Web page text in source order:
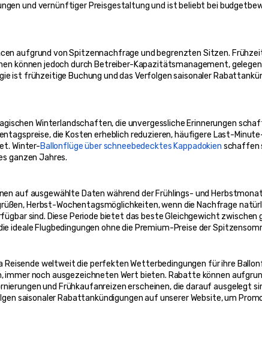
und vernünftiger Preisgestaltung und ist beliebt bei
aufgrund von Spitzennachfrage und begrenzten Sitzen.
können jedoch durch Betreiber-Kapazitätsmanagement,
ist frühzeitige Buchung und das Verfolgen saisonaler
Winterlandschaften, die unvergessliche Erinnerungen
die Kosten erheblich reduzieren, häufigere Last-
Winter-Ballonflüge über schneebedecktes Kappadokien schaffen
ganzen Jahres.
auf ausgewählte Daten während der Frühlings- und
Herbst-Wochentagsmöglichkeiten, wenn die Nachfrage
sind. Diese Periode bietet das beste Gleichgewicht zwischen
ideale Flugbedingungen ohne die Premium-Preise der
weltweit die perfekten Wetterbedingungen für ihre
immer noch ausgezeichneten Wert bieten. Rabatte können
und Frühkaufanreizen erscheinen, die darauf ausgelegt
saisonaler Rabattankündigungen auf unserer Website, um